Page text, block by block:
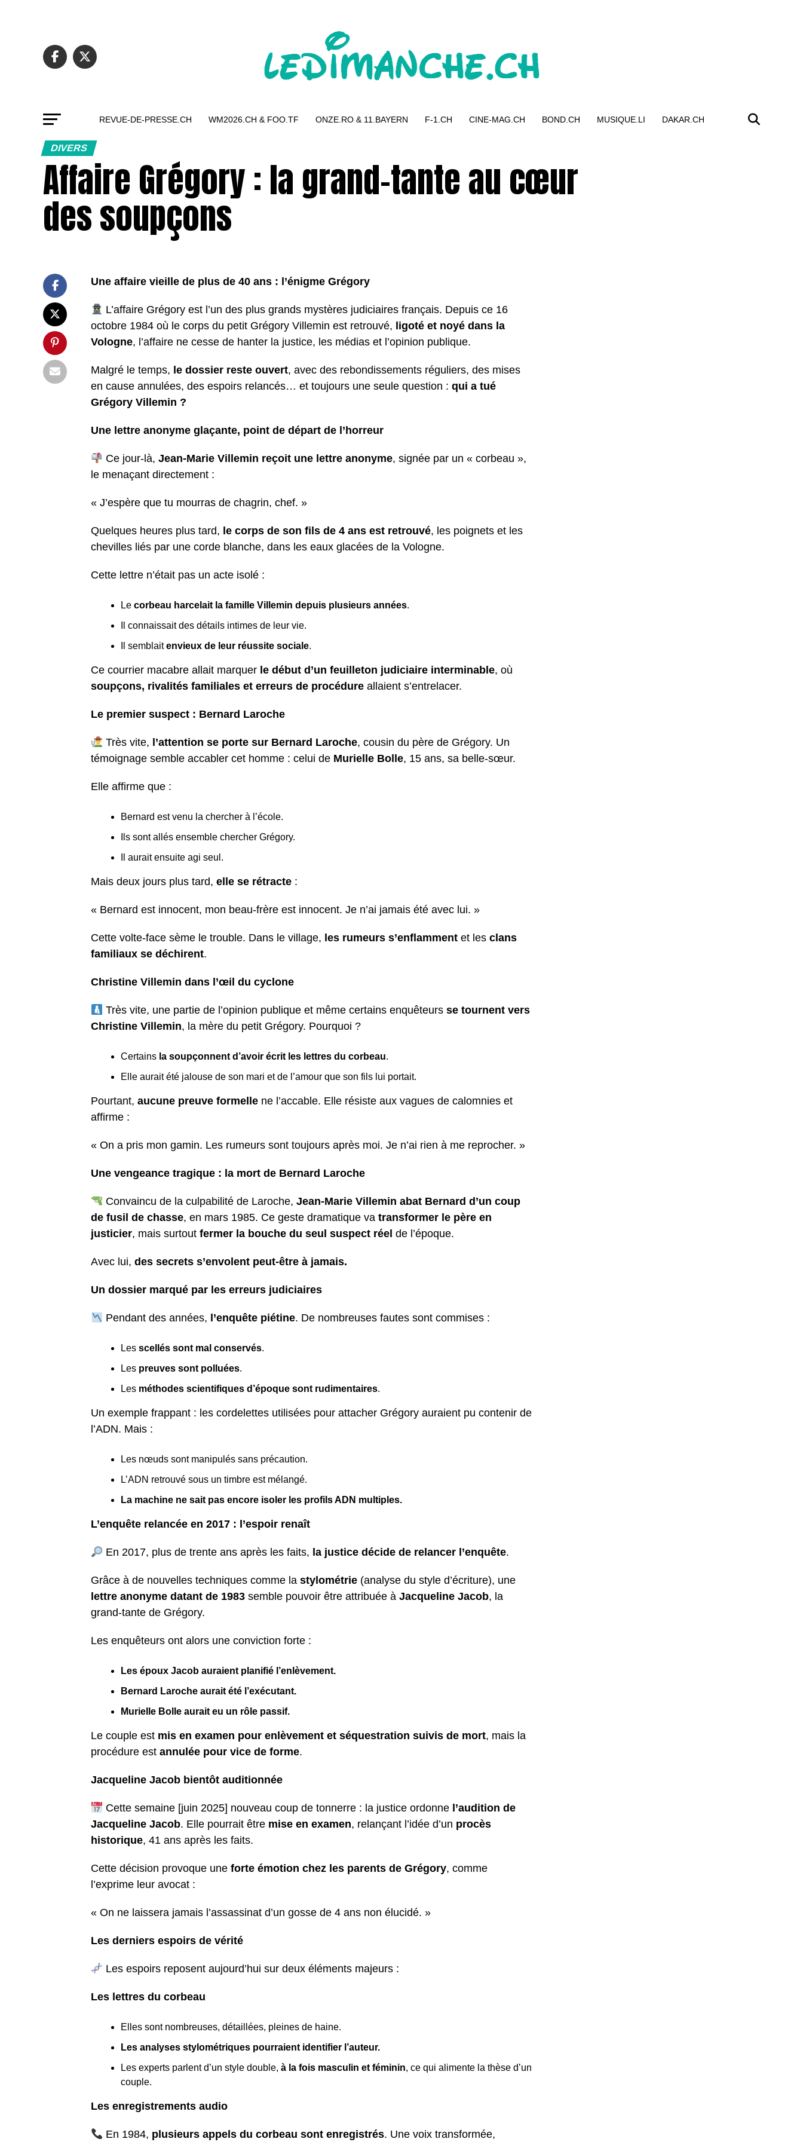
REVUE-DE-PRESSE.CH WM2026.CH & FOO.TF ONZE.RO & 11.BAYERN F-1.CH CINE-MAG.CH BOND.CH MUSIQUE.LI DAKAR.CH
DIVERS
Affaire Grégory : la grand-tante au cœur
des soupçons
Une affaire vieille de plus de 40 ans : l’énigme Grégory
L’affaire Grégory est l’un des plus grands mystères judiciaires français. Depuis ce 16
octobre 1984 où le corps du petit Grégory Villemin est retrouvé, ligoté et noyé dans la
Vologne, l’affaire ne cesse de hanter la justice, les médias et l’opinion publique.
Malgré le temps, le dossier reste ouvert, avec des rebondissements réguliers, des mises
en cause annulées, des espoirs relancés… et toujours une seule question : qui a tué
Grégory Villemin ?
Une lettre anonyme glaçante, point de départ de l’horreur
Ce jour-là,Jean-Marie Villemin reçoit une lettre anonyme, signée par un « corbeau »,
le menaçant directement :
« J’espère que tu mourras de chagrin, chef. »
Quelques heures plus tard, le corps de son fils de 4 ans est retrouvé, les poignets et les
chevilles liés par une corde blanche, dans les eaux glacées de la Vologne.
Cette lettre n’était pas un acte isolé :
Le corbeau harcelait la famille Villemin depuis plusieurs années.
Il connaissait des détails intimes de leur vie.
Il semblaitenvieux de leur réussite sociale.
Ce courrier macabre allait marquer le début d’un feuilleton judiciaire interminable, où
soupçons, rivalités familiales et erreurs de procédure allaient s’entrelacer.
Le premier suspect : Bernard Laroche
Très vite, l’attention se porte sur Bernard Laroche, cousin du père de Grégory. Un
témoignage semble accabler cet homme : celui de Murielle Bolle, 15 ans, sa belle-sœur.
Elle affirme que :
Bernard est venu la chercher à l’école.
Ils sont allés ensemble chercher Grégory.
Il aurait ensuite agi seul.
Mais deux jours plus tard, elle se rétracte :
« Bernard est innocent, mon beau-frère est innocent. Je n’ai jamais été avec lui. »
Cette volte-face sème le trouble. Dans le village, les rumeurs s’enflamment et les clans
familiaux se déchirent.
Christine Villemin dans l’œil du cyclone
Très vite, une partie de l’opinion publique et même certains enquêteursse tournent vers
Christine Villemin, la mère du petit Grégory. Pourquoi ?
Certains la soupçonnent d’avoir écrit les lettres du corbeau.
Elle aurait été jalouse de son mari et de l’amour que son fils lui portait.
Pourtant, aucune preuve formelle ne l’accable. Elle résiste aux vagues de calomnies et
affirme :
« On a pris mon gamin. Les rumeurs sont toujours après moi. Je n’ai rien à me reprocher. »
Une vengeance tragique : la mort de Bernard Laroche
Convaincu de la culpabilité de Laroche,Jean-Marie Villemin abat Bernard d’un coup
de fusil de chasse, en mars 1985. Ce geste dramatique va transformer le père en
justicier, mais surtout fermer la bouche du seul suspect réel de l’époque.
Avec lui, des secrets s’envolent peut-être à jamais.
Un dossier marqué par les erreurs judiciaires
Pendant des années, l’enquête piétine. De nombreuses fautes sont commises :
Les scellés sont mal conservés.
Les preuves sont polluées.
Les méthodes scientifiques d’époque sont rudimentaires.
Un exemple frappant : les cordelettes utilisées pour attacher Grégory auraient pu contenir de
l’ADN. Mais :
Les nœuds sont manipulés sans précaution.
L’ADN retrouvé sous un timbre est mélangé.
La machine ne sait pas encore isoler les profils ADN multiples.
L’enquête relancée en 2017 : l’espoir renaît
En 2017, plus de trente ans après les faits, la justice décide de relancer l’enquête.
Grâce à de nouvelles techniques comme la stylométrie (analyse du style d’écriture), une
lettre anonyme datant de 1983 semble pouvoir être attribuée à Jacqueline Jacob, la
grand-tante de Grégory.
Les enquêteurs ont alors une conviction forte :
Les époux Jacob auraient planifié l’enlèvement.
Bernard Laroche aurait été l’exécutant.
Murielle Bolle aurait eu un rôle passif.
Le couple est mis en examen pour enlèvement et séquestration suivis de mort, mais la
procédure est annulée pour vice de forme.
Jacqueline Jacob bientôt auditionnée
Cette semaine [juin 2025] nouveau coup de tonnerre : la justice ordonne l’audition de
Jacqueline Jacob. Elle pourrait être mise en examen, relançant l’idée d’un procès
historique, 41 ans après les faits.
Cette décision provoque une forte émotion chez les parents de Grégory, comme
l’exprime leur avocat :
« On ne laissera jamais l’assassinat d’un gosse de 4 ans non élucidé. »
Les derniers espoirs de vérité
Les espoirs reposent aujourd’hui sur deux éléments majeurs :
Les lettres du corbeau
Elles sont nombreuses, détaillées, pleines de haine.
Les analyses stylométriques pourraient identifier l’auteur.
Les experts parlent d’un style double, à la fois masculin et féminin, ce qui alimente la thèse d’un
couple.
Les enregistrements audio
En 1984, plusieurs appels du corbeau sont enregistrés. Une voix transformée,